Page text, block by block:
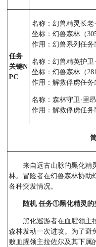
任务
关键N
PC
名称：幻兽精灵长老
坐标：幻兽森林（305
作用：幻兽系列任务
名称：幻兽精英护卫
坐标：幻兽森林（281
作用：解救俘虏任务
名称：森林守卫·里昂
作用：解救俘虏任务
来自远古山脉的黑化精
林。冒险者在幻兽森林协助
各种突发情况。
随机 任务①黑化精灵的
黑化巡游者在血腥领主
森林发动一次进攻。为了避
败血腥领主拉佐尔及其下属